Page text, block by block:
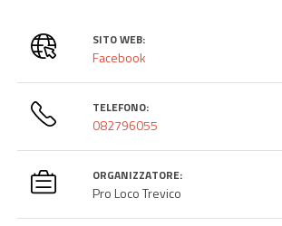
SITO WEB:
Facebook
TELEFONO:
082796055
ORGANIZZATORE:
Pro Loco Trevico